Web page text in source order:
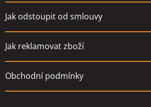
Jak odstoupit od smlouvy
Jak reklamovat zboží
Obchodní podmínky